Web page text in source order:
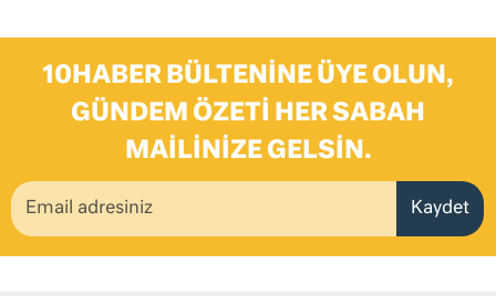
10HABER BÜLTENINE ÜYE OLUN,
GÜNDEM ÖZETI HER SABAH
MAILINIZE GELSIN.
Kaydet